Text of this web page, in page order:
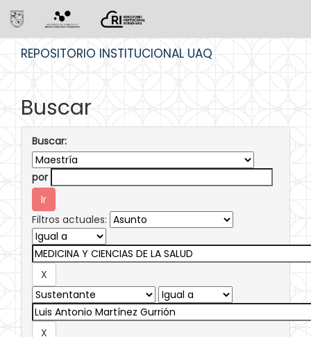
REPOSITORIO INSTITUCIONAL UAQ
Buscar
Buscar:
por
Filtros actuales: